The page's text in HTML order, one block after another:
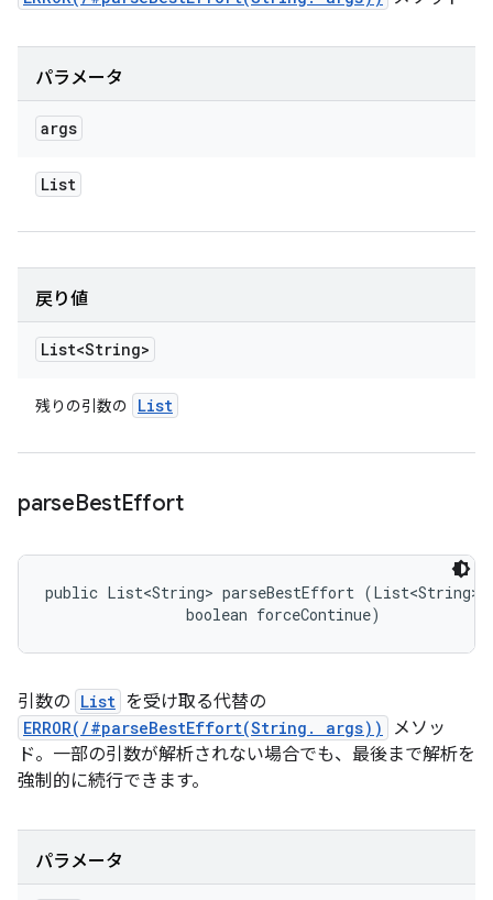
パラメータ
args
List
戻り値
List<String>
残りの引数の List
parseBestEffort
public List<String> parseBestEffort
                boolean forceContinue)
引数の List を受け取る代替の
ERROR(/#parseBestEffort(String. args))
メソッ
ド。一部の引数が解析されない場合でも、最後まで解析を
強制的に続行できます。
パラメータ